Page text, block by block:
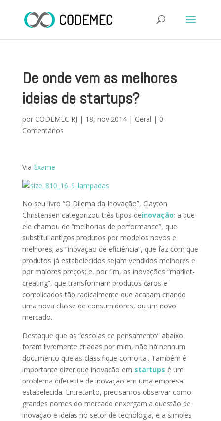
De onde vem as melhores
ideias de startups?
por CODEMEC RJ | 18, nov 2014| Geral | 0
Comentários
Via Exame
No seu livro “O Dilema da Inovação”, Clayton
Christensen categorizou três tipos deinovação: a que
ele chamou de “melhorias de performance”, que
substitui antigos produtos por modelos novos e
melhores; as “inovação de eficiência”, que faz com que
produtos já estabelecidos sejam vendidos melhores e
por maiores preços; e, por fim, as inovações “market-
creating”, que transformam produtos caros e
complicados tão radicalmente que acabam criando
uma nova classe de consumidores, ou um novo
mercado.
Destaque que as “escolas de pensamento” abaixo
foram livremente criadas por mim, não há nenhum
documento que as classifique como tal. Também é
importante dizer que inovação em startups é um
problema diferente de inovação em uma empresa
estabelecida. Entretanto, precisamos observar como
grandes nomes do mercado enxergam a questão de
inovação e ideias no setor de tecnologia, e a simples